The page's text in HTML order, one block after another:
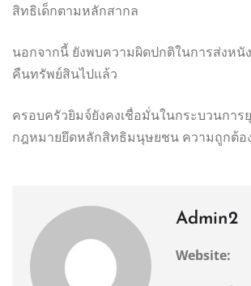
สิทธิเด็กตามหลักสากล
นอกจากนี้ ยังพบความผิดปกติในการส่งห
คืนทรัพย์สินไปแล้ว
ครอบครัวยิมจ์ยังคงเชื่อมั่นในกระบวนกา
กฎหมายยึดหลักสิทธิมนุษยชน ความถูกต้อ
Admin2
Website: